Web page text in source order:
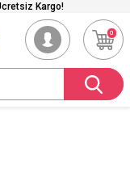
Kargo!
0